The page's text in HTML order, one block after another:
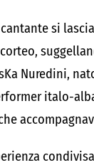
si
Nuredini,
italo-